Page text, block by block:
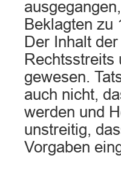
Beklagten zu
Der Inhalt
Rechtsstreits
gewesen.
auch nicht,
werden und
unstreitig,
Vorgaben